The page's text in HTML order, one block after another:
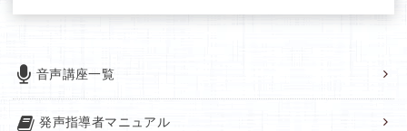
音声講座一覧
発声指導者マニュアル